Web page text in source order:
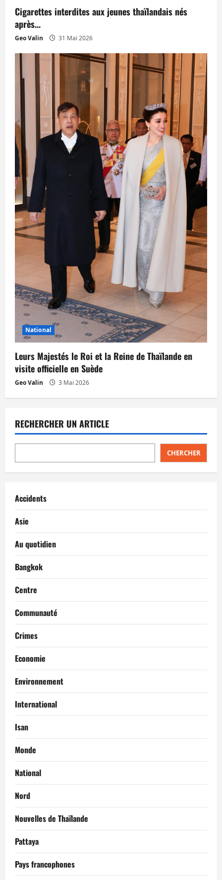
Cigarettes interdites aux jeunes thaïlandais nés
après…
Geo Valin 31 Mai 2026
National
Leurs Majestés le Roi et la Reine de Thaïlande en
visite officielle en Suède
Geo Valin 3 Mai 2026
RECHERCHER UN ARTICLE
CHERCHER
Accidents
Asie
Au quotidien
Bangkok
Centre
Communauté
Crimes
Economie
Environnement
International
Isan
Monde
National
Nord
Nouvelles de Thaïlande
Pattaya
Pays francophones